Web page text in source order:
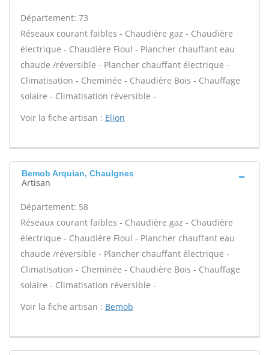
Département: 73
Réseaux courant faibles - Chaudière gaz - Chaudière
électrique - Chaudière Fioul - Plancher chauffant eau
chaude /réversible - Plancher chauffant électrique -
Climatisation - Cheminée - Chaudière Bois - Chauffage
solaire - Climatisation réversible -
Voir la fiche artisan : Elion
Bemob Arquian, Chaulgnes
Artisan
Département: 58
Réseaux courant faibles - Chaudière gaz - Chaudière
électrique - Chaudière Fioul - Plancher chauffant eau
chaude /réversible - Plancher chauffant électrique -
Climatisation - Cheminée - Chaudière Bois - Chauffage
solaire - Climatisation réversible -
Voir la fiche artisan : Bemob